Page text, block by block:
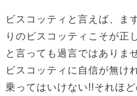
ビスコッティと言えば、ま
りのビスコッティこそが正
と言っても過言ではありま
ビスコッティに自信が無け
乗ってはいけない!!それほ